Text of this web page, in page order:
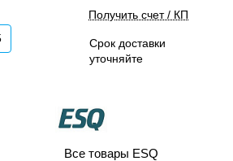
Получить счет / КП
Срок доставки
уточняйте
Все товары ESQ